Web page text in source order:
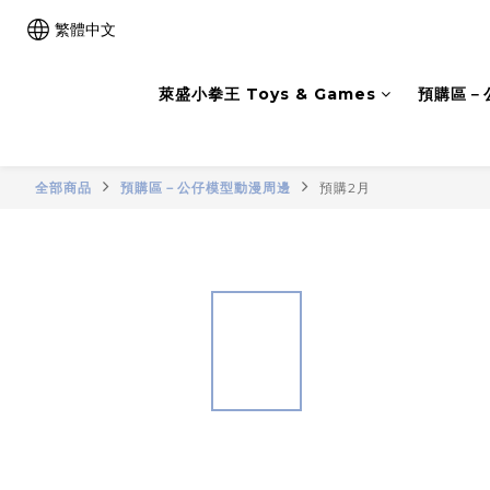
繁體中文
萊盛小拳王 Toys & Games 預購區－
全部商品 預購區－公仔模型動漫周邊 預購2月